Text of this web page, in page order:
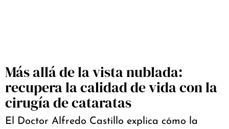
Más allá de la vista nublada:
recupera la calidad de vida con la
cirugía de cataratas
El Doctor Alfredo Castillo explica cómo la